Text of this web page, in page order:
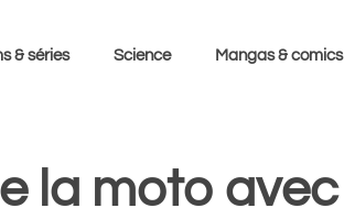
& séries Science Mangas & comics
la moto avec